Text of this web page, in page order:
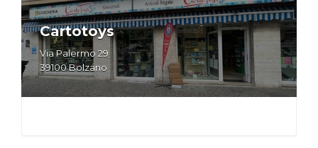
Cartotoys
Via Palermo 29
39100 Bolzano